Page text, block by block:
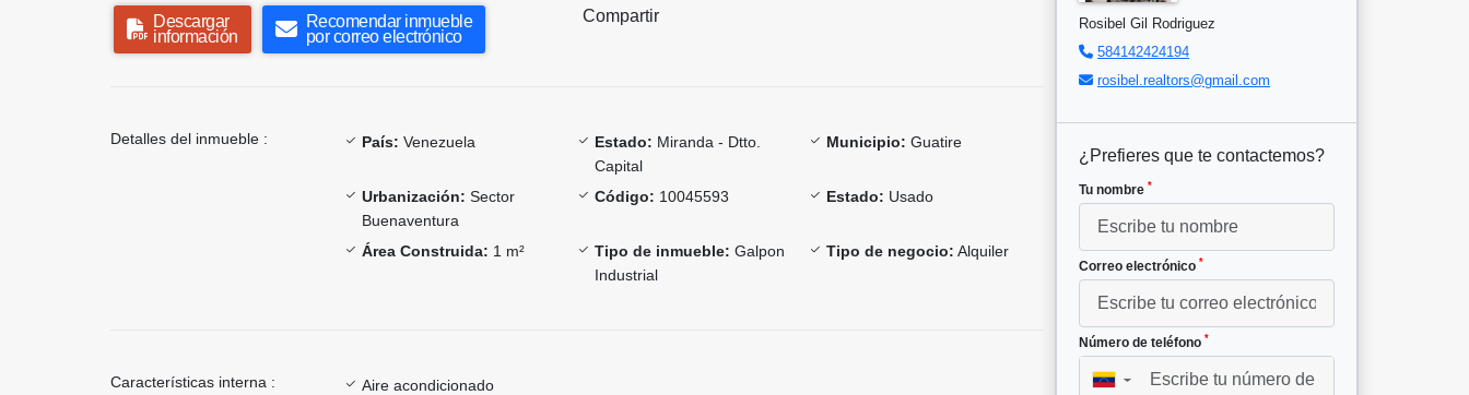
Descargar
información
Recomendar inmueble
por correo electrónico
Compartir
Detalles del inmueble : País: Venezuela Estado: Miranda - Dtto.
Capital
Municipio: Guatire
Urbanización: Sector
Buenaventura
Código: 10045593 Estado: Usado
Área Construida: 1 m² Tipo de inmueble: Galpon
Industrial
Tipo de negocio: Alquiler
Características interna : Aire acondicionado
Rosibel Gil Rodriguez
584142424194
rosibel.realtors@gmail.com
¿Prefieres que te contactemos?
Tu nombre *
Correo electrónico *
Número de teléfono *
▼